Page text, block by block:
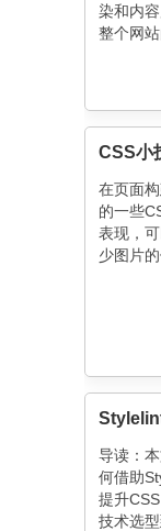
染和内
整个网
对此深
CSS小
在页面
的一些
表现，
少图片的
导读：
何借助
提升
技术选